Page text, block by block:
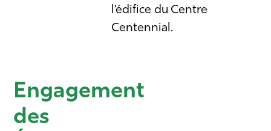
l’édifice du Centre
Centennial.
Engagement
des